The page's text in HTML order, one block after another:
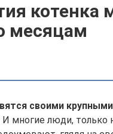
котенка
месяцам
своими
И многие люди, только